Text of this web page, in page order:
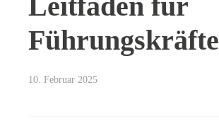
Führungskräfte
10. Februar 2025